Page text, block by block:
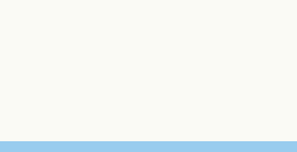
と十分に対話を重ねながら治療方